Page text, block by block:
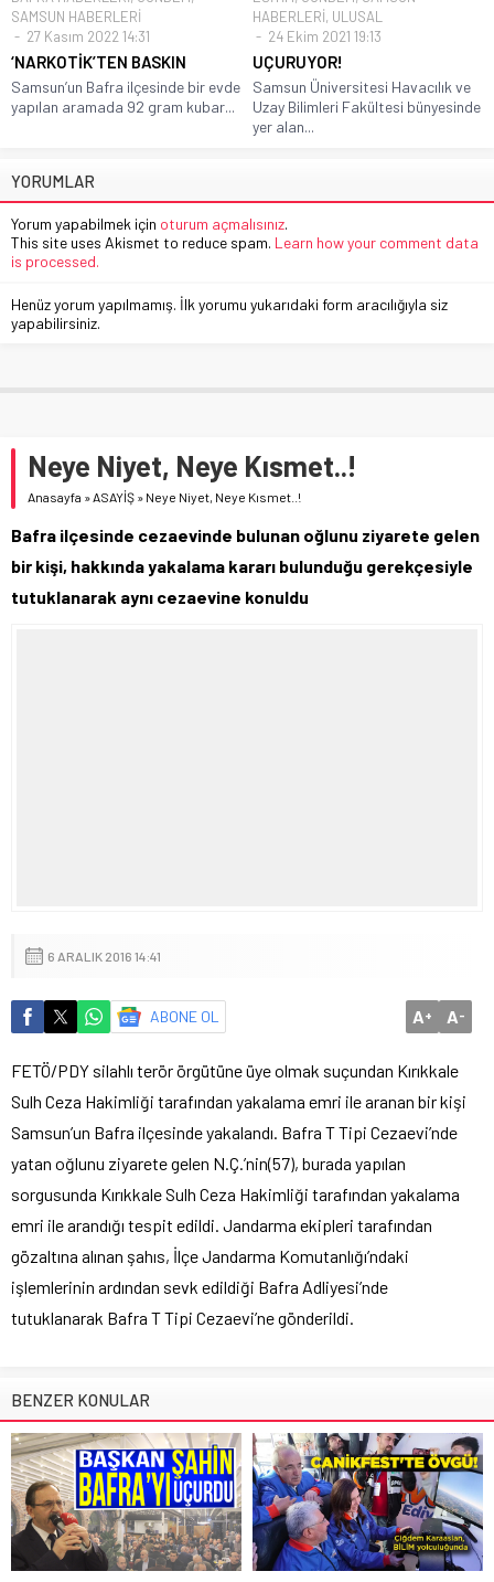
SAMSUN HABERLERİ
27 Kasım 2022 14:31
‘NARKOTİK’TEN BASKIN
Samsun’un Bafra ilçesinde bir evde
yapılan aramada 92 gram kubar...
HABERLERİ, ULUSAL
24 Ekim 2021 19:13
UÇURUYOR!
Samsun Üniversitesi Havacılık ve
Uzay Bilimleri Fakültesi bünyesinde
yer alan...
YORUMLAR
Yorum yapabilmek için oturum açmalısınız.
This site uses Akismet to reduce spam. Learn how your comment data
is processed.
Henüz yorum yapılmamış. İlk yorumu yukarıdaki form aracılığıyla siz
yapabilirsiniz.
Neye Niyet, Neye Kısmet..!
Anasayfa »ASAYİŞ » Neye Niyet, Neye Kısmet..!
Bafra ilçesinde cezaevinde bulunan oğlunu ziyarete gelen
bir kişi, hakkında yakalama kararı bulunduğu gerekçesiyle
tutuklanarak aynı cezaevine konuldu
6 ARALIK 2016 14:41
ABONE OL A+ A-
FETÖ/PDY silahlı terör örgütüne üye olmak suçundan Kırıkkale
Sulh Ceza Hakimliği tarafından yakalama emri ile aranan bir kişi
Samsun’un Bafra ilçesinde yakalandı. Bafra T Tipi Cezaevi’nde
yatan oğlunu ziyarete gelen N.Ç.’nin(57), burada yapılan
sorgusunda Kırıkkale Sulh Ceza Hakimliği tarafından yakalama
emri ile arandığı tespit edildi. Jandarma ekipleri tarafından
gözaltına alınan şahıs, İlçe Jandarma Komutanlığı’ndaki
işlemlerinin ardından sevk edildiği Bafra Adliyesi’nde
tutuklanarak Bafra T Tipi Cezaevi’ne gönderildi.
BENZER KONULAR